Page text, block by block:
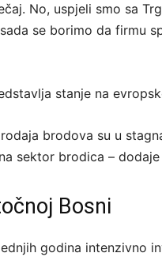
No, uspjeli smo sa
se borimo da firmu
stanje na
brodova su u
sektor brodica – dodaje
Bosni
godina intenzivno